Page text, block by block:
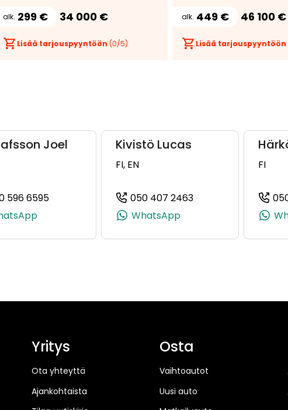
alk. 299 € 34 000 €
Lisää tarjouspyyntöön (0/5)
alk. 449 € 46 100 €
Lisää tarjouspyyntöön
+358 50 464 8440)
Joel
596 6595
(+358505966595, 0505966595, +358 50 596 6595)
Kivistö Lucas
FI, EN
050 407 2463
(+358504072463,
WhatsApp
FI
Yritys
Ota yhteyttä
Ajankohtaista
Osta
Vaihtoautot
Uusi auto